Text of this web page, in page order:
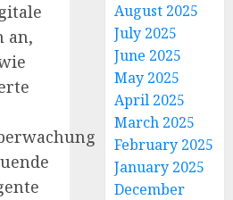
an,
August 2025
July 2025
June 2025
May 2025
April 2025
March 2025
February 2025
January 2025
December